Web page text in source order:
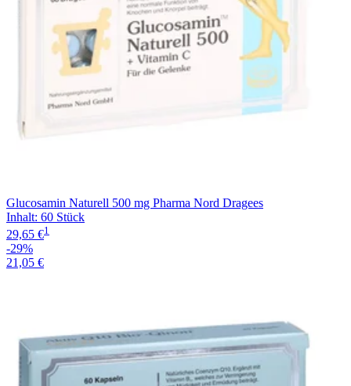
Glucosamin Naturell 500 mg Pharma Nord Dragees
Inhalt: 60 Stück
29,65 €1
-29%
21,05 €